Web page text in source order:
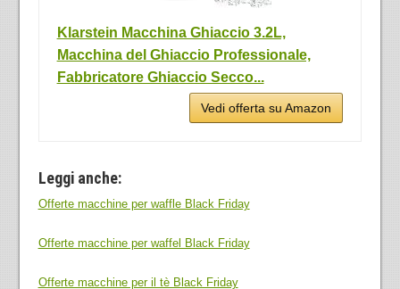
Klarstein Macchina Ghiaccio 3.2L,
Macchina del Ghiaccio Professionale,
Fabbricatore Ghiaccio Secco...
Vedi offerta su Amazon
Leggi anche:
Offerte macchine per waffle Black Friday
Offerte macchine per waffel Black Friday
Offerte macchine per il tè Black Friday